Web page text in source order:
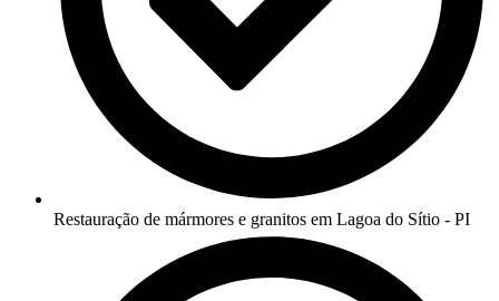
Restauração de mármores e granitos em Lagoa do Sítio - PI